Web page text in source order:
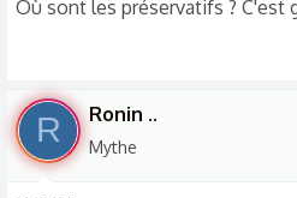
Où sont les préservatifs ? C'est
R Ronin ..
Mythe